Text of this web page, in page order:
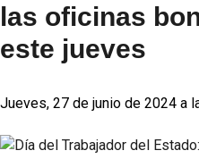
las oficinas
este jueves
Jueves, 27 de junio de 2024 a